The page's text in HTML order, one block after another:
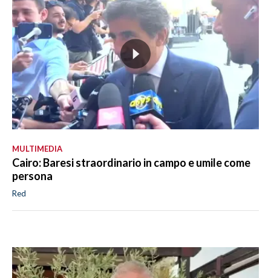
MULTIMEDIA
Cairo: Baresi straordinario in campo e umile come
persona
Red